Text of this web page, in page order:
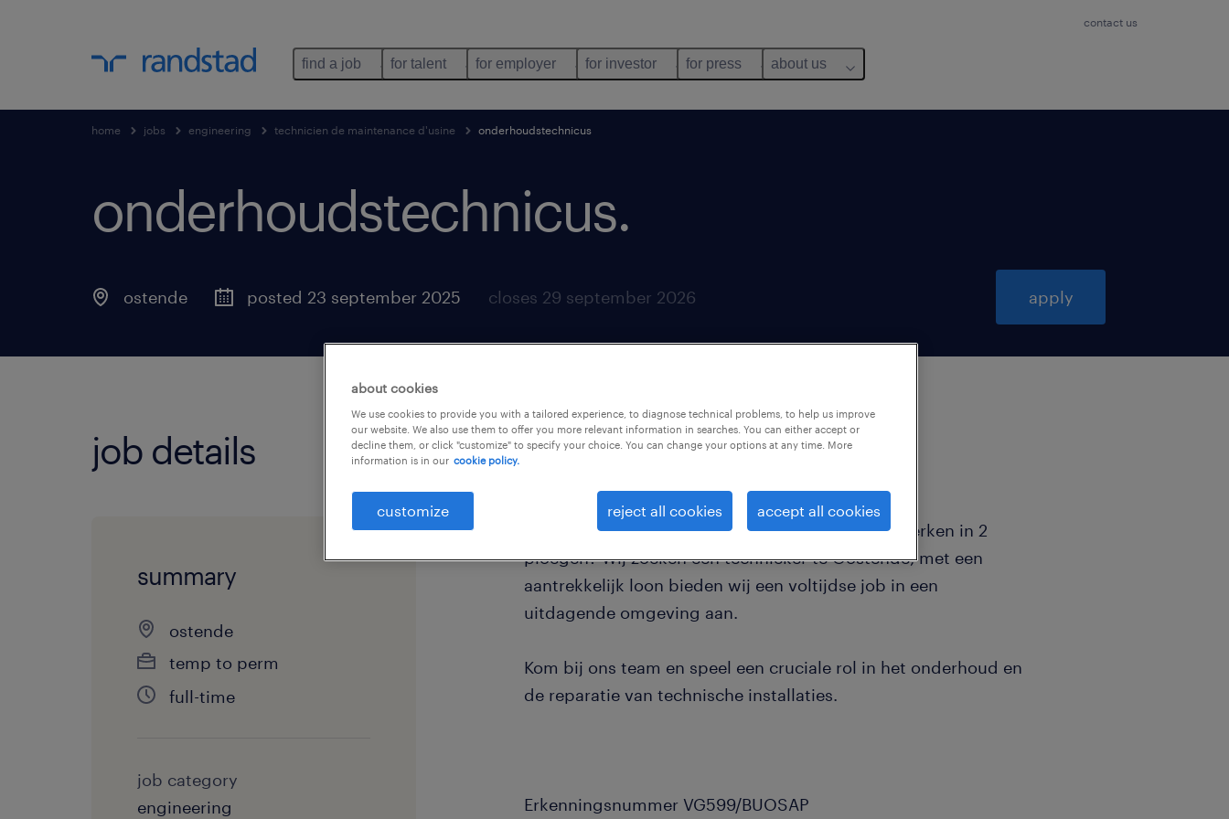
contact us
find a job for talent for employer for investor for press about us
home jobs engineering technicien de maintenance d'usine onderhoudstechnicus
onderhoudstechnicus.
ostende posted 23 september 2025 closes 29 september 2026 apply
job details
summary
ostende
temp to perm
full-time
job category
engineering
Ben jij een gedreven technieker en wil je graag werken in 2
ploegen? Wij zoeken een technieker te Oostende, met een
aantrekkelijk loon bieden wij een voltijdse job in een
uitdagende omgeving aan.
Kom bij ons team en speel een cruciale rol in het onderhoud en
de reparatie van technische installaties.
Erkenningsnummer VG599/BUOSAP
about cookies
We use cookies to provide you with a tailored experience, to diagnose technical problems, to help us improve
our website. We also use them to offer you more relevant information in searches. You can either accept or
decline them, or click "customize" to specify your choice. You can change your options at any time. More
information is in our cookie policy.
customize reject all cookies accept all cookies